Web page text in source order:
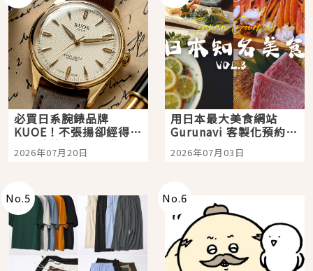
必買日系腕錶品牌
KUOE！不張揚卻經得起
時間洗鍊的經典之作五
選
2026年07月20日
用日本最大美食網站
Gurunavi 客製化預約九
大都市餐廳，打造專屬
美食體驗！
2026年07月03日
No.5 No.6